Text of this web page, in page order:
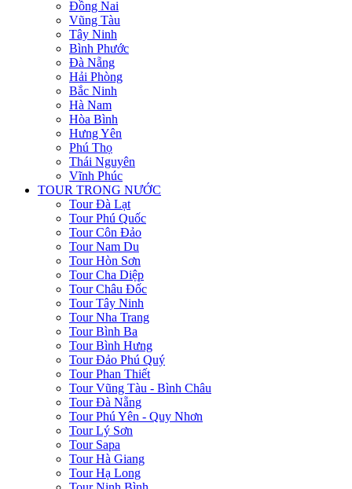
Đồng Nai
Vũng Tàu
Tây Ninh
Bình Phước
Đà Nẵng
Hải Phòng
Bắc Ninh
Hà Nam
Hòa Bình
Hưng Yên
Phú Thọ
Thái Nguyên
Vĩnh Phúc
TOUR TRONG NƯỚC
Tour Đà Lạt
Tour Phú Quốc
Tour Côn Đảo
Tour Nam Du
Tour Hòn Sơn
Tour Cha Diệp
Tour Châu Đốc
Tour Tây Ninh
Tour Nha Trang
Tour Bình Ba
Tour Bình Hưng
Tour Đảo Phú Quý
Tour Phan Thiết
Tour Vũng Tàu - Bình Châu
Tour Đà Nẵng
Tour Phú Yên - Quy Nhơn
Tour Lý Sơn
Tour Sapa
Tour Hà Giang
Tour Hạ Long